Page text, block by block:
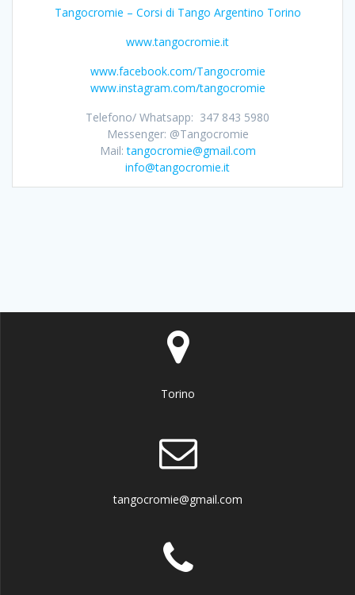
Tangocromie – Corsi di Tango Argentino Torino
www.tangocromie.it
www.facebook.com/Tangocromie
www.instagram.com/tangocromie
Telefono/ Whatsapp: 347 843 5980
Messenger: @Tangocromie
Mail:tangocromie@gmail.com
info@tangocromie.it
Torino
tangocromie@gmail.com